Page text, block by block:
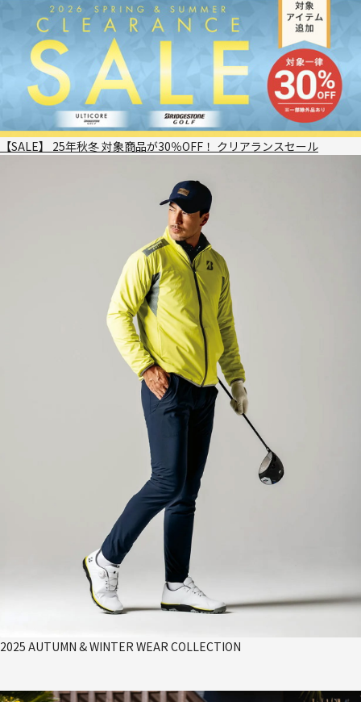
【SALE】 25年秋冬 対象商品が30％OFF！ クリアランスセール
2025 AUTUMN & WINTER WEAR COLLECTION